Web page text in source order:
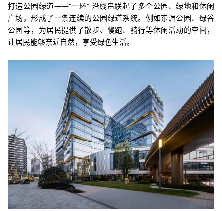
打造公园绿道——“一环” 沿线串联起了多个公园、绿地和休闲
广场，形成了一条连续的公园绿道系统。例如东湄公园、绿谷
公园等，为居民提供了散步、慢跑、骑行等休闲活动的空间，
让居民能够亲近自然，享受绿色生活。